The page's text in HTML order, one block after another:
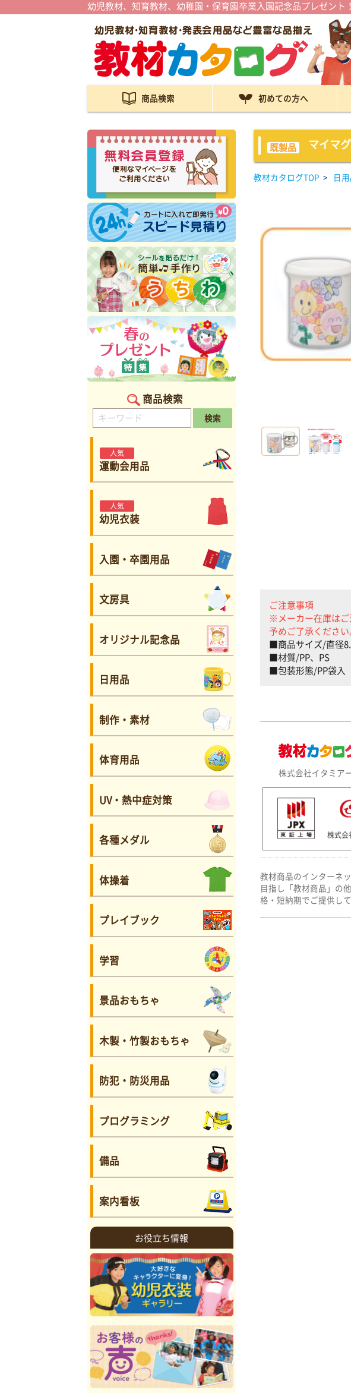
幼児教材、知育教材、幼稚園・保育園卒業入園記念品プレゼント
商品検索 初めての方へ
商品検索
検索
人気
運動会用品
人気
幼児衣装
入園・卒園用品
文房具
オリジナル記念品
日用品
制作・素材
体育用品
UV・熱中症対策
各種メダル
体操着
プレイブック
学習
景品おもちゃ
木製・竹製おもちゃ
防犯・防災用品
プログラミング
備品
案内看板
お役立ち情報
既製品 マイマ
教材カタログTOP > 日
ご注意事項
※メーカー在庫はご
予めご了承ください
■商品サイズ/直径
■材質/PP、PS
■包装形態/PP袋入
株式会社イタミア
株式会
教材商品のインターネ
目指し「教材商品」の
格・短納期でご提供し